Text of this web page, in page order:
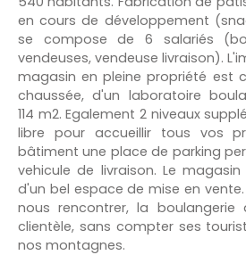
en cours de développement
se compose de 6 salariés
vendeuses, vendeuse livraison).
magasin en pleine propriété est
chaussée, d'un laboratoire
114 m2. Egalement 2 niveaux
libre pour accueillir tous vos
bâtiment une place de parking
vehicule de livraison. Le
d'un bel espace de mise en
nous rencontrer, la boulangerie
clientèle, sans compter ses
nos montagnes.